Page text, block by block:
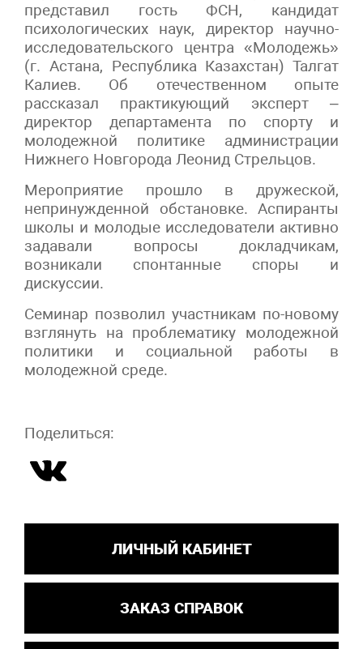
представил гость ФСН, кандидат
психологических наук, директор научно-
исследовательского центра «Молодежь»
(г. Астана, Республика Казахстан) Талгат
Калиев. Об отечественном опыте
рассказал практикующий эксперт –
директор департамента по спорту и
молодежной политике администрации
Нижнего Новгорода Леонид Стрельцов.
Мероприятие прошло в дружеской,
непринужденной обстановке. Аспиранты
школы и молодые исследователи активно
задавали вопросы докладчикам,
возникали спонтанные споры и
дискуссии.
Семинар позволил участникам по-новому
взглянуть на проблематику молодежной
политики и социальной работы в
молодежной среде.
Поделиться:
ЛИЧНЫЙ КАБИНЕТ
ЗАКАЗ СПРАВОК